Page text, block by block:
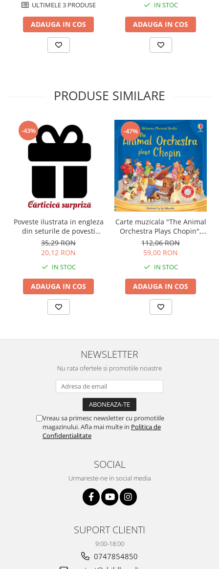
ULTIMELE 3 PRODUSE
ADAUGA IN COS
IN STOC
ADAUGA IN COS
PRODUSE SIMILARE
-43%
Poveste ilustrata in engleza
din seturile de povesti
Usborne
35,29 RON
20,12 RON
IN STOC
ADAUGA IN COS
-47%
Carte muzicala "The Animal
Orchestra Plays Chopin",
cartonata, Usborne
112,06 RON
59,00 RON
IN STOC
ADAUGA IN COS
NEWSLETTER
Nu rata ofertele si promotiile noastre
Vreau sa primesc newsletter cu promotiile
magazinului. Afla mai multe in Politica de
Confidentialitate
SOCIAL
Urmareste-ne in social media
SUPORT CLIENTI
9:00-18:00
0747854850